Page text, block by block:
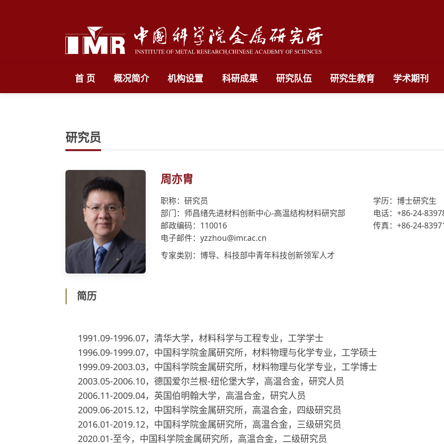
首 页 概况简介 机构设置 科研成果 研究队伍 研究生教育 学术期刊
研究员
周亦胄
职称：研究员
学历：博士研究生
部门：师昌绪先进材料创新中心-高温结构材料研究部
电话：+86-24-
邮政编码：110016
传真：+86-24-
电子邮件：yzzhou@imr.ac.cn
专家类别：博导、科技部中青年科技创新领军人才
简历
1991.09-1996.07，清华大学，材料科学与工程专业，工学学士
1996.09-1999.07，中国科学院金属研究所，材料物理与化学专业，工学硕士
1999.09-2003.03，中国科学院金属研究所，材料物理与化学专业，工学博士
2003.05-2006.10，德国爱尔兰根-纽伦堡大学，高温合金，研究人员
2006.11-2009.04，英国伯明翰大学，高温合金，研究人员
2009.06-2015.12，中国科学院金属研究所，高温合金，四级研究员
2016.01-2019.12，中国科学院金属研究所，高温合金，三级研究员
2020.01-至今，中国科学院金属研究所，高温合金，二级研究员